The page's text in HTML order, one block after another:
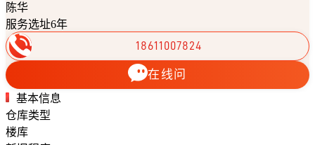
陈华
服务选址6年
18611007824
在线问
基本信息
仓库类型
楼库